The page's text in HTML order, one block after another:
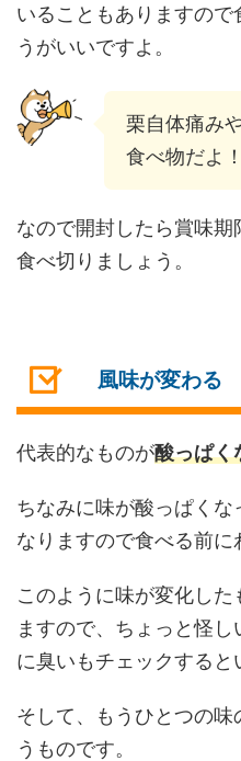
いることもありますの
うがいいですよ。
栗自体痛み
食べ物だよ！
なので開封したら賞味
食べ切りましょう。
風味が変わる
代表的なものが酸っぱく
ちなみに味が酸っぱくな
なりますので食べる前に
このように味が変化し
ますので、ちょっと怪
に臭いもチェックすると
そして、もうひとつの味
うものです。